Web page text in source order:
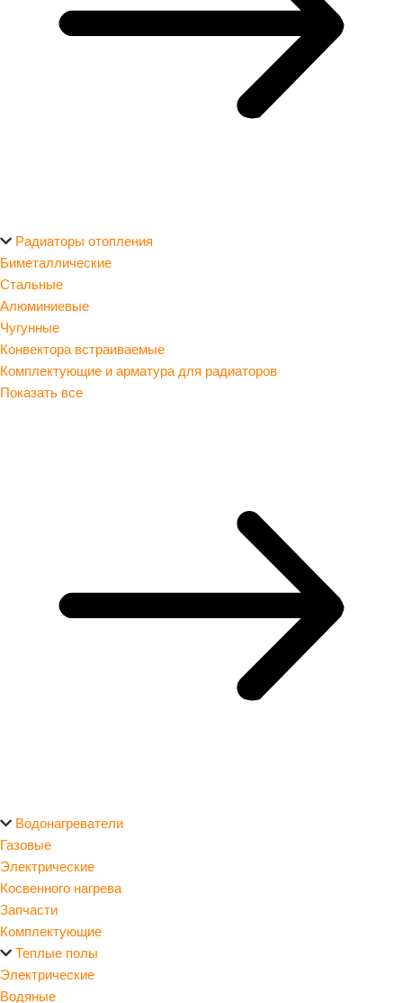
Радиаторы отопления
Биметаллические
Стальные
Алюминиевые
Чугунные
Конвектора встраиваемые
Комплектующие и арматура для радиаторов
Показать все
Водонагреватели
Газовые
Электрические
Косвенного нагрева
Запчасти
Комплектующие
Теплые полы
Электрические
Водяные